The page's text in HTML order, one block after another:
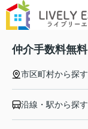
仲介手数料無料
市区町村から探す
沿線・駅から探す